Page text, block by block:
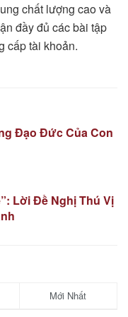
chất lượng cao và
đầy đủ các bài tập
cấp tài khoản.
Đạo Đức Của Con
Lời Đề Nghị Thú Vị
Mới Nhất